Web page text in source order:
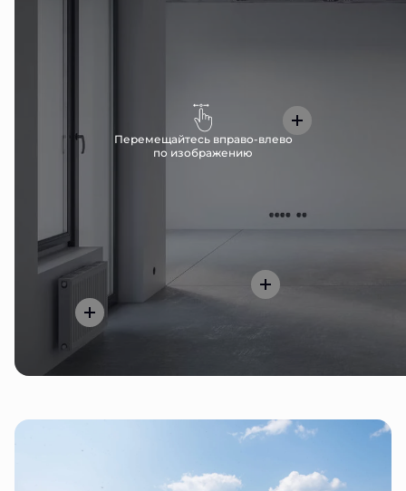
Перемещайтесь вправо-влево
по изображению